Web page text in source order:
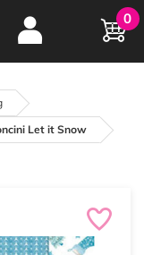
e
15 anni online
0
Let it Snow